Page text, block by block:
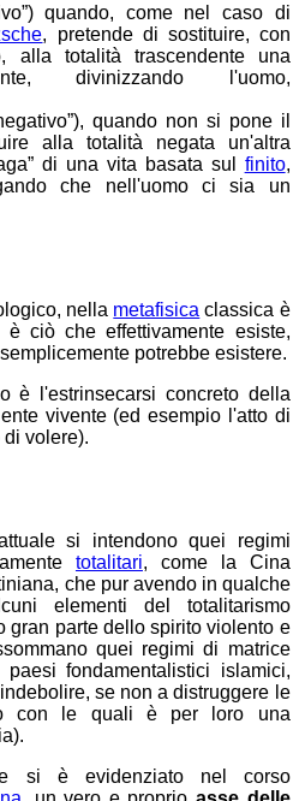
quando, come nel caso di
, pretende di sostituire, con
alla totalità trascendente una
divinizzando l'uomo,
quando non si pone il
alla totalità negata un'altra
di una vita basata sul finito,
che nell'uomo ci sia un
nella metafisica classica è
è ciò che effettivamente esiste,
potrebbe esistere.
è l'estrinsecarsi concreto della
vivente (ed esempio l'atto di
volere).
si intendono quei regimi
totalitari, come la Cina
che pur avendo in qualche
elementi del totalitarismo
gran parte dello spirito violento e
quei regimi di matrice
paesi fondamentalistici islamici,
se non a distruggere le
con le quali è per loro una
si è evidenziato nel corso